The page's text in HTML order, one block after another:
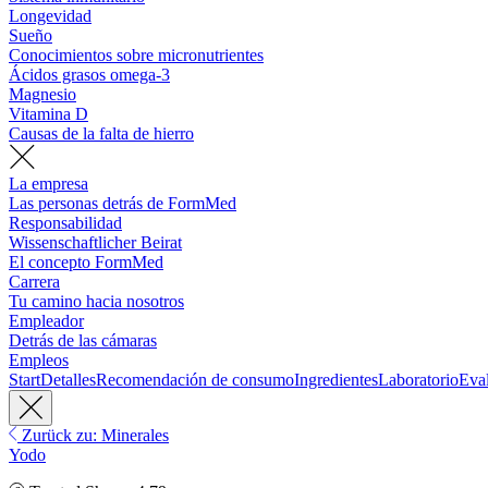
Longevidad
Sueño
Conocimientos sobre micronutrientes
Ácidos grasos omega-3
Magnesio
Vitamina D
Causas de la falta de hierro
La empresa
Las personas detrás de FormMed
Responsabilidad
Wissenschaftlicher Beirat
El concepto FormMed
Carrera
Tu camino hacia nosotros
Empleador
Detrás de las cámaras
Empleos
StartDetallesRecomendación de consumoIngredientesLaboratorio
Zurück zu: Minerales
Yodo